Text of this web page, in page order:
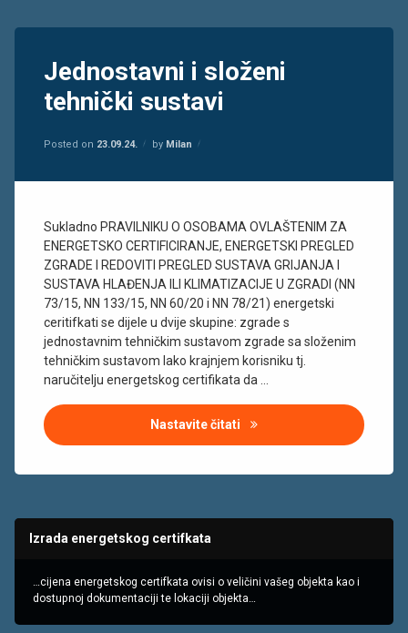
Jednostavni i složeni
tehnički sustavi
Posted on 23.09.24. by Milan
Sukladno PRAVILNIKU O OSOBAMA OVLAŠTENIM ZA
ENERGETSKO CERTIFICIRANJE, ENERGETSKI PREGLED
ZGRADE I REDOVITI PREGLED SUSTAVA GRIJANJA I
SUSTAVA HLAĐENJA ILI KLIMATIZACIJE U ZGRADI (NN
73/15, NN 133/15, NN 60/20 i NN 78/21) energetski
ceritifkati se dijele u dvije skupine: zgrade s
jednostavnim tehničkim sustavom zgrade sa složenim
tehničkim sustavom Iako krajnjem korisniku tj.
naručitelju energetskog certifikata da …
Nastavite čitati Jednostavni i složeni
energetski
certifikat
jednostavni
tehnički
obiteljske
Rijeka
složeni
složeni
tehnički
sustavi
sustavi
toplinski
most
višestambene
zgrade
Izrada energetskog certifkata
…cijena energetskog certifkata ovisi o veličini vašeg objekta kao i
dostupnoj dokumentaciji te lokaciji objekta…